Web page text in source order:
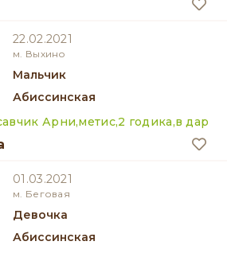
22.02.2021
м. Выхино
мальчик
Абиссинская
Арни,метис,2 годика,в дар
01.03.2021
м. Беговая
девочка
Абиссинская